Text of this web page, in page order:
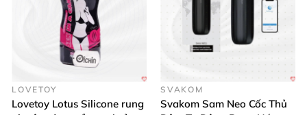
LOVETOY
Lovetoy Lotus Silicone rung
SVAKOM
Svakom Sam Neo Cốc Thủ